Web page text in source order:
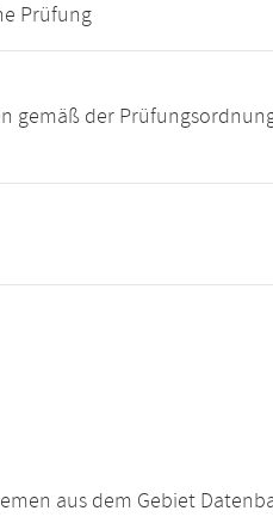
Prüfung
gemäß der
aus dem Gebiet